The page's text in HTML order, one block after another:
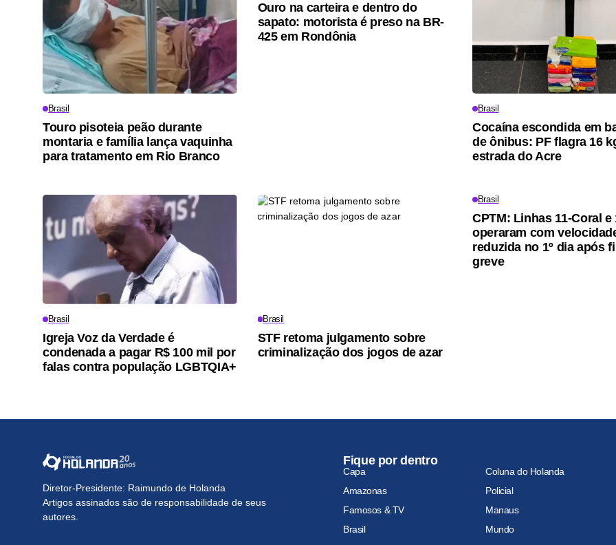
Brasil
Touro pisoteia peão durante
montaria e família lança vaquinha
para tratamento em Rio Branco
Ouro na carteira e dentro do
sapato: motorista é preso na BR-
425 em Rondônia
Brasil
Cocaína escondida em
de ônibus: PF flagra 16
estrada do Acre
Brasil
Igreja Voz da Verdade é
condenada a pagar R$ 100 mil por
falas contra população LGBTQIA+
Brasil
STF retoma julgamento sobre
criminalização dos jogos de azar
Brasil
CPTM: Linhas 11-Coral e
operaram com
reduzida no 1º dia após
greve
Diretor-Presidente: Raimundo de Holanda
Artigos assinados são de responsabilidade de seus
autores.
Fique por dentro
Capa
Coluna do Holanda
Amazonas
Policial
Famosos & TV
Manaus
Brasil
Mundo